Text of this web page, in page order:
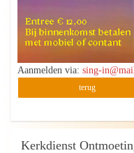
Aanmelden via:sing-
terug
Kerkdienst